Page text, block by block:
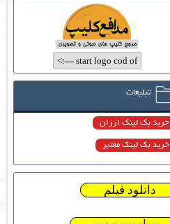
تبلیغات
خرید بک لینک ارزان
خرید بک لینک معتبر
دانلود فیلم